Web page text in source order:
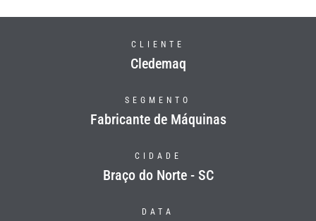
CLIENTE
Cledemaq
SEGMENTO
Fabricante de Máquinas
CIDADE
Braço do Norte - SC
DATA